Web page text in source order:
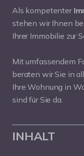
Als kompetenter
stehen wir Ihnen
Ihrer Immobilie zur
Mit umfassendem
beraten wir Sie in
Ihre Wohnung in
sind für Sie da.
INHALT